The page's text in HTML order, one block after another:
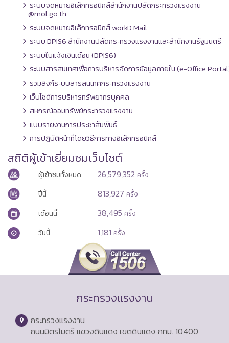
ระบบจดหมายอิเล็กทรอนิกส์สำนักงานปลัดกระทรวงแรงงาน
@mol.go.th
ระบบจดหมายอิเล็กทรอนิกส์ workD Mail
ระบบ DPIS6 สำนักงานปลัดกระทรวงแรงงานและสำนักงานรัฐมนตรี
ระบบใบแจ้งเงินเดือน (DPIS6)
ระบบสารสนเทศเพื่อการบริหารจัดการข้อมูลภายใน (e-Office
รวมลิงก์ระบบสารสนเทศกระทรวงแรงงาน
เว็บไซต์การบริหารทรัพยากรบุคคล
สหกรณ์ออมทรัพย์กระทรวงแรงงาน
แบบรายงานการประชาสัมพันธ์
การปฏิบัติหน้าที่โดยวิธีการทางอิเล็กทรอนิกส์
สถิติผู้เข้าเยี่ยมชมเว็บไซต์
ผู้เข้าชมทั้งหมด 26,579,352 ครั้ง
ปีนี้
813,927 ครั้ง
เดือนนี้
38,495 ครั้ง
วันนี้
1,181 ครั้ง
กระทรวงแรงงาน
กระทรวงแรงงาน
ถนนมิตรไมตรี แขวงดินแดง เขตดินแดง กทม. 10400